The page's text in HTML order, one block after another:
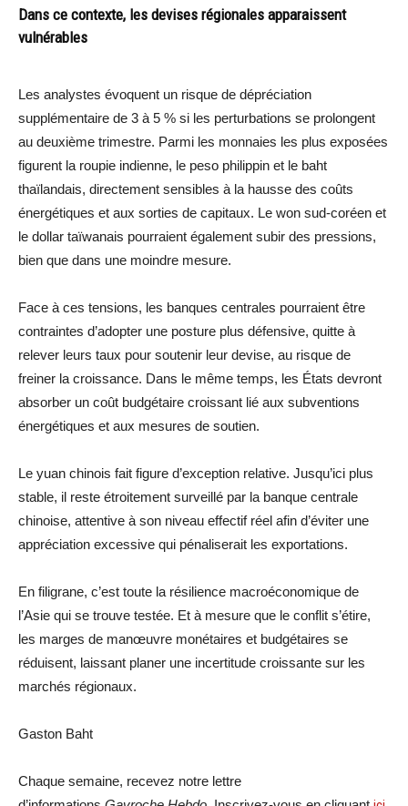
Dans ce contexte, les devises régionales apparaissent
vulnérables
Les analystes évoquent un risque de dépréciation
supplémentaire de 3 à 5 % si les perturbations se prolongent
au deuxième trimestre. Parmi les monnaies les plus exposées
figurent la roupie indienne, le peso philippin et le baht
thaïlandais, directement sensibles à la hausse des coûts
énergétiques et aux sorties de capitaux. Le won sud-coréen et
le dollar taïwanais pourraient également subir des pressions,
bien que dans une moindre mesure.
Face à ces tensions, les banques centrales pourraient être
contraintes d’adopter une posture plus défensive, quitte à
relever leurs taux pour soutenir leur devise, au risque de
freiner la croissance. Dans le même temps, les États devront
absorber un coût budgétaire croissant lié aux subventions
énergétiques et aux mesures de soutien.
Le yuan chinois fait figure d’exception relative. Jusqu’ici plus
stable, il reste étroitement surveillé par la banque centrale
chinoise, attentive à son niveau effectif réel afin d’éviter une
appréciation excessive qui pénaliserait les exportations.
En filigrane, c’est toute la résilience macroéconomique de
l’Asie qui se trouve testée. Et à mesure que le conflit s’étire,
les marges de manœuvre monétaires et budgétaires se
réduisent, laissant planer une incertitude croissante sur les
marchés régionaux.
Gaston Baht
Chaque semaine, recevez notre lettre